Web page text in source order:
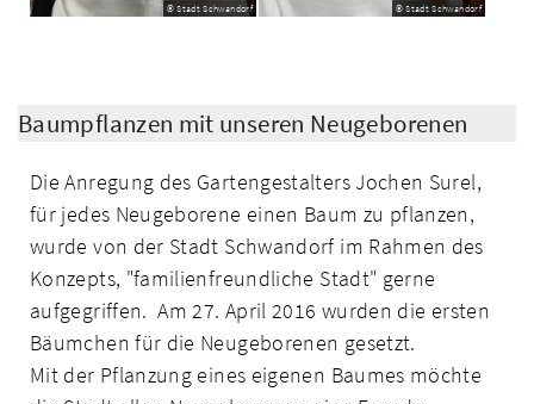
© Stadt Schwandorf © Stadt Schwandorf
Baumpflanzen mit unseren Neugeborenen
Die Anregung des Gartengestalters Jochen Surel,
für jedes Neugeborene einen Baum zu pflanzen,
wurde von der Stadt Schwandorf im Rahmen des
Konzepts, "fami­lienfreundliche Stadt" gerne
aufgegriffen. Am 27. April 2016 wurden die ersten
Bäum­chen für die Neugeborenen gesetzt.
Mit der Pflanzung eines eigenen Baumes möchte